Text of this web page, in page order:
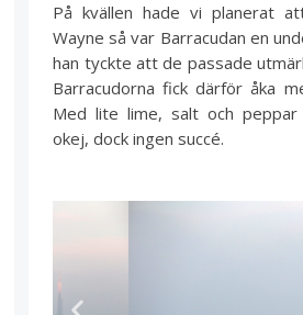
På kvällen hade vi planerat
Wayne så var Barracudan en
han tyckte att de passade
Barracudorna fick därför åka
Med lite lime, salt och
okej, dock ingen succé.